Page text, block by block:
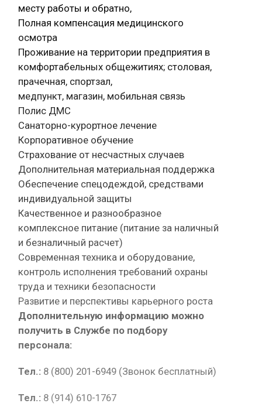
месту работы и обратно,
Полная компенсация медицинского
осмотра
Проживание на территории предприятия в
комфортабельных общежитиях; столовая,
прачечная, спортзал,
медпункт, магазин, мобильная связь
Полис ДМС
Санаторно-курортное лечение
Корпоративное обучение
Страхование от несчастных случаев
Дополнительная материальная поддержка
Обеспечение спецодеждой, средствами
индивидуальной защиты
Качественное и разнообразное
комплексное питание (питание за наличный
и безналичный расчет)
Современная техника и оборудование,
контроль исполнения требований охраны
труда и техники безопасности
Развитие и перспективы карьерного роста
Дополнительную информацию можно
получить в Службе по подбору
персонала:
Тел.: 8 (800) 201-6949 (Звонок бесплатный)
Тел.: 8 (914) 610-1767